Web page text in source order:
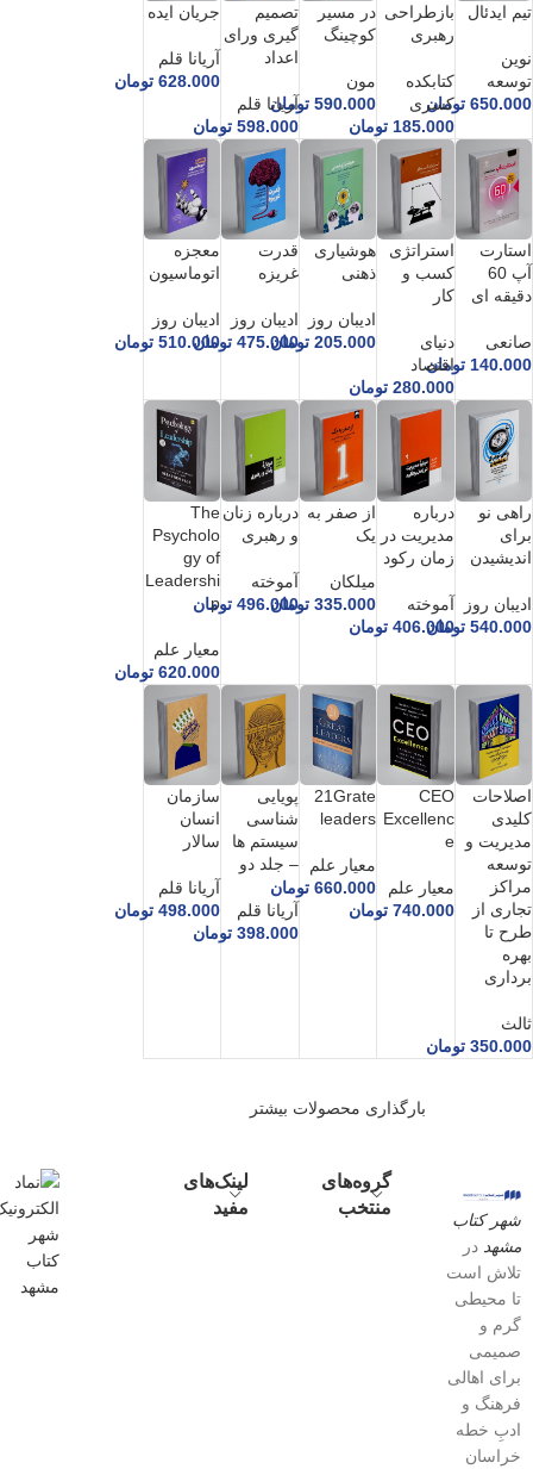
تیم ایدئال
نوین
توسعه
650.000 تومان
بازطراحی
رهبری
کتابکده
کسری
185.000 تومان
در مسیر
کوچینگ
مون
590.000 تومان
تصمیم
گیری ورای
اعداد
آریانا قلم
598.000 تومان
جریان ایده
آریانا قلم
628.000 تومان
استارت
آپ 60
دقیقه ای
صانعی
140.000 تومان
استراتژی
کسب و
کار
دنیای
اقتصاد
280.000 تومان
هوشیاری
ذهنی
ادیبان روز
205.000 تومان
قدرت
غریزه
ادیبان روز
475.000 تومان
معجزه
اتوماسیون
ادیبان روز
510.000 تومان
راهی نو
برای
اندیشیدن
ادیبان روز
540.000 تومان
درباره
مدیریت در
زمان رکود
آموخته
406.000 تومان
از صفر به
یک
میلکان
335.000 تومان
درباره زنان
و رهبری
آموخته
496.000 تومان
The
Psycholo
gy of
Leadershi
p
معیار علم
620.000 تومان
اصلاحات
کلیدی
مدیریت و
توسعه
مراکز
تجاری از
طرح تا
بهره
برداری
ثالث
350.000 تومان
CEO
Excellenc
e
معیار علم
740.000 تومان
21Grate
leaders
معیار علم
660.000 تومان
پویایی
شناسی
سیستم ها
– جلد دو
آریانا قلم
398.000 تومان
سازمان
انسان
سالار
آریانا قلم
498.000 تومان
بارگذاری محصولات بیشتر
شهر کتاب
مشهد در
تلاش است
تا محیطی
گرم و
صمیمی
برای اهالی
فرهنگ و
ادبِ خطه
خراسان
گروه‌های
منتخب
لینک‌های
مفید